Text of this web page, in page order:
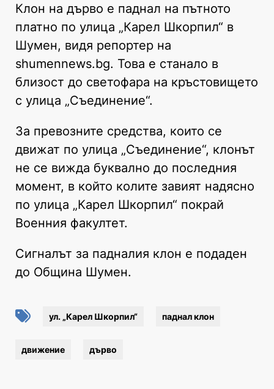
Клон на дърво е паднал на пътното
платно по улица „Карел Шкорпил“ в
Шумен, видя репортер на
shumennews.bg. Това е станало в
близост до светофара на кръстовището
с улица „Съединение“.
За превозните средства, които се
движат по улица „Съединение“, клонът
не се вижда буквално до последния
момент, в който колите завият надясно
по улица „Карел Шкорпил“ покрай
Военния факултет.
Сигналът за падналия клон е подаден
до Община Шумен.
ул. „Карел Шкорпил“ паднал клон
движение дърво